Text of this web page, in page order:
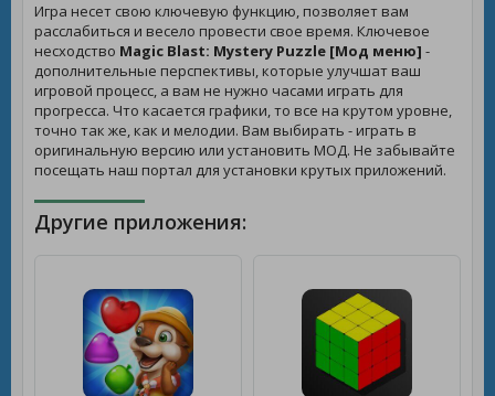
Игра несет свою ключевую функцию, позволяет вам
расслабиться и весело провести свое время. Ключевое
несходство Magic Blast: Mystery Puzzle [Мод меню] -
дополнительные перспективы, которые улучшат ваш
игровой процесс, а вам не нужно часами играть для
прогресса. Что касается графики, то все на крутом уровне,
точно так же, как и мелодии. Вам выбирать - играть в
оригинальную версию или установить МОД. Не забывайте
посещать наш портал для установки крутых приложений.
Другие приложения: